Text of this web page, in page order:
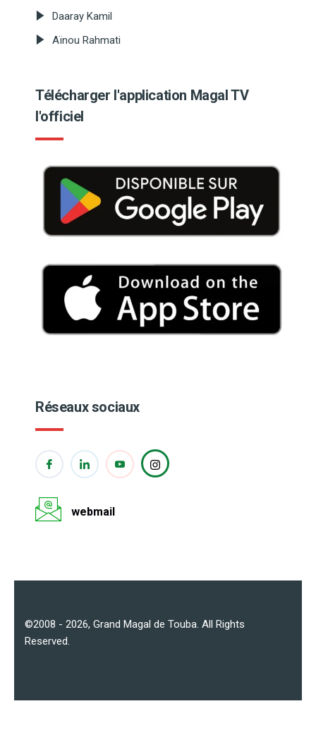
Daaray Kamil
Aïnou Rahmati
Télécharger l'application Magal TV
l'officiel
Réseaux sociaux
webmail
©2008 - 2026, Grand Magal de Touba. All Rights
Reserved.